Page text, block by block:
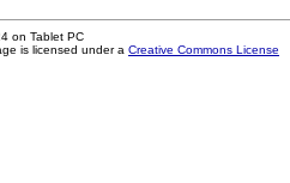
on Tablet PC
is licensed under a Creative Commons License